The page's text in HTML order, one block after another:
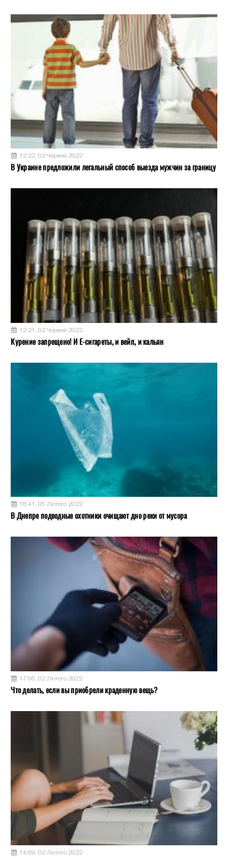
12:22, 02 Червня 2022
В Украине предложили легальный способ выезда мужчин за границу
12:21, 02 Червня 2022
Курение запрещено! И Е-сигареты, и вейп, и кальян
18:41, 05 Лютого 2022
В Днепре подводные охотники очищают дно реки от мусора
17:06, 02 Лютого 2022
Что делать, если вы приобрели краденную вещь?
14:09, 02 Лютого 2022